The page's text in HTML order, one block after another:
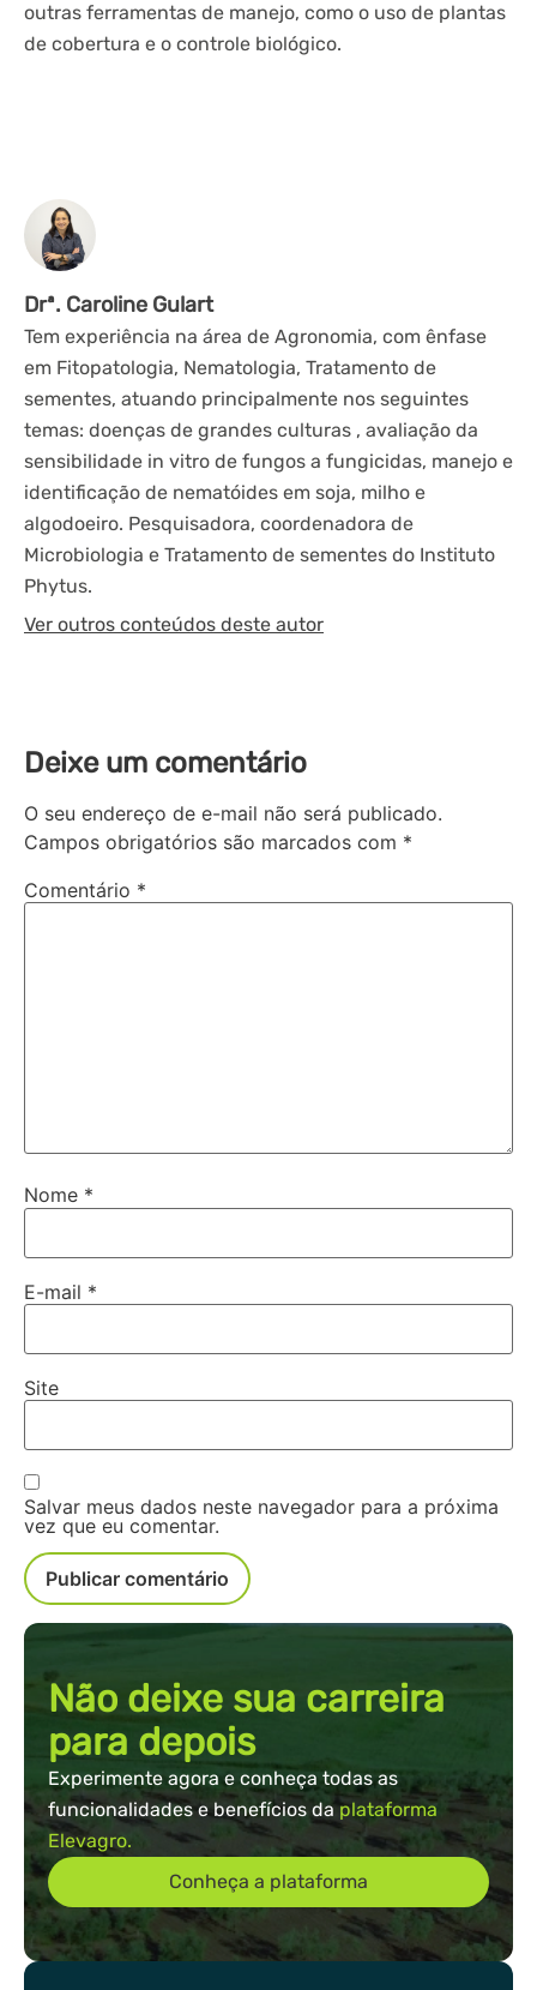
outras ferramentas de manejo, como o uso de plantas
de cobertura e o controle biológico.
Drª. Caroline Gulart
Tem experiência na área de Agronomia, com ênfase
em Fitopatologia, Nematologia, Tratamento de
sementes, atuando principalmente nos seguintes
temas: doenças de grandes culturas , avaliação da
sensibilidade in vitro de fungos a fungicidas, manejo e
identificação de nematóides em soja, milho e
algodoeiro. Pesquisadora, coordenadora de
Microbiologia e Tratamento de sementes do Instituto
Phytus.
Ver outros conteúdos deste autor
Deixe um comentário
O seu endereço de e-mail não será publicado.
Campos obrigatórios são marcados com *
Comentário *
Nome *
E-mail *
Site
Salvar meus dados neste navegador para a próxima
vez que eu comentar.
Não deixe sua carreira
para depois
Experimente agora e conheça todas as
funcionalidades e benefícios daplataforma
Elevagro.
Conheça a plataforma